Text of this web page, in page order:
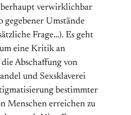
verwirklichbar
gegebener Umstände
Frage…). Es geht
eine Kritik an
Abschaffung von
und Sexsklaverei
bestimmter
Menschen erreichen zu